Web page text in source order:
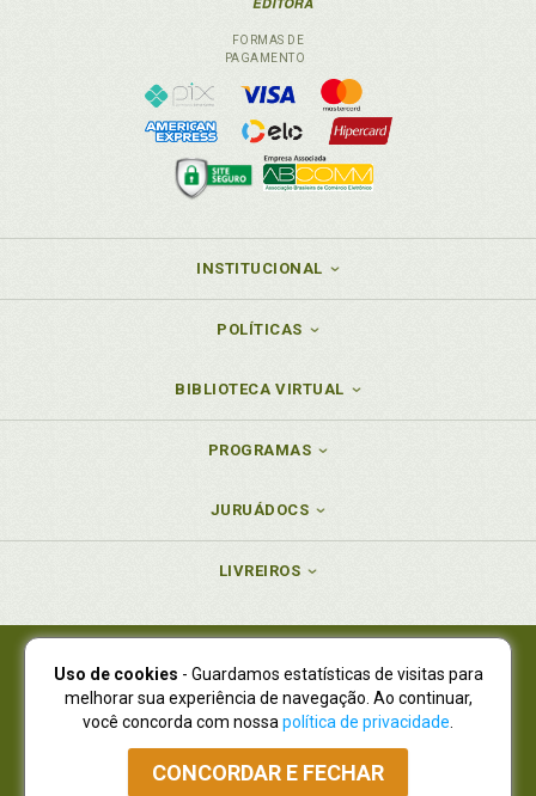
FORMAS DE
PAGAMENTO
INSTITUCIONAL
POLÍTICAS
BIBLIOTECA VIRTUAL
PROGRAMAS
JURUÁDOCS
LIVREIROS
Juruá Editora Ltda., CNPJ 77.535.508/0001-19
Juruá Informática Ltda., CNPJ 01.701.561/0001-80
NOVO ENDEREÇO:R. Flávio Dallegrave, 7665, São Lourenço |
Curitiba - Paraná - CEP 82210-310
Atendimento: (41) 4009-3900|Vendas Atacado: (41) 4009-3939
Uso de cookies - Guardamos estatísticas de visitas para
melhorar sua experiência de navegação. Ao continuar,
você concorda com nossa política de privacidade
CONCORDAR E FECHAR